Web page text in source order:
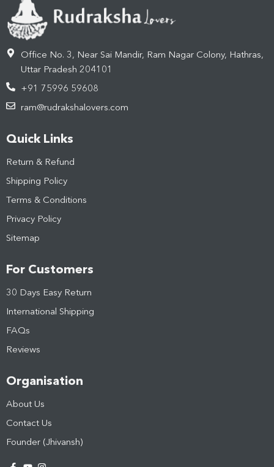
Office No. 3, Near Sai Mandir, Ram Nagar Colony, Hathras,
Uttar Pradesh 204101
+91 75996 59608
ram@rudrakshalovers.com
Quick Links
Return & Refund
Shipping Policy
Terms & Conditions
Privacy Policy
Sitemap
For Customers
30 Days Easy Return
International Shipping
FAQs
Reviews
Organisation
About Us
Contact Us
Founder (Jhivansh)